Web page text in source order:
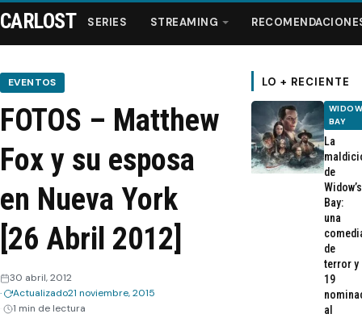
Series
Streaming
Recomendaciones
Webisodios
CARLOST SERIES STREAMING
EVENTOS
FOTOS – Matthew
Fox y su esposa
en Nueva York
[26 Abril 2012]
30 abril, 2012
Actualizado21 noviembre, 2015
1 min de lectura
LO + RECIENTE
BAY
La
de
Widow’s
Bay:
una
de
terror y
19
al